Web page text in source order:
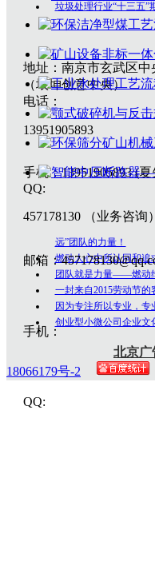
垃圾处理行业“十三五”
地址：南京市玄武区中
（垠坤创意中央）
电话：
13951905893
手机：13951905893 (
QQ:
457178130 （业务咨询）
邮箱：
手机：
QQ:
远”团队的力量！
燃动人心中所认同和追
团队就是力量——燃动
一封来自2015劳动节的
因为专注所以专业，
创业型小微公司企业文
北京广
18066179号-2